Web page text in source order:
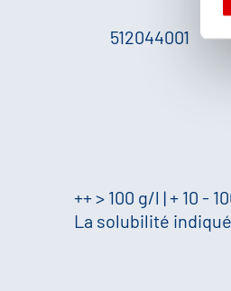
512044001
++ > 100 g/l | + 10 -
La solubilité